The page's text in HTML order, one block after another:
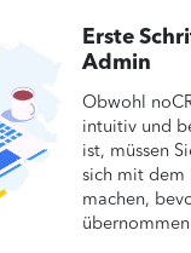
Erste
Admin
Obwohl
intuitiv und
ist, müssen
sich mit dem
machen,